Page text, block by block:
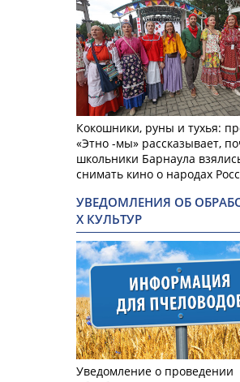
Кокошники, руны и тухья:
«Этно -мы» рассказывает,
школьники Барнаула
снимать кино о народах
УВЕДОМЛЕНИЯ ОБ
Х КУЛЬТУР
Уведомление о проведении